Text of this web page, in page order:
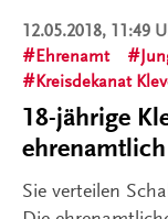
12.05.2018, 11:49
Ehrenamt
Kreisdekanat
18-jährige
Sie verteilen